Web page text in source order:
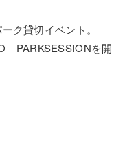
ク貸切イベント。
PARKSESSIONを開